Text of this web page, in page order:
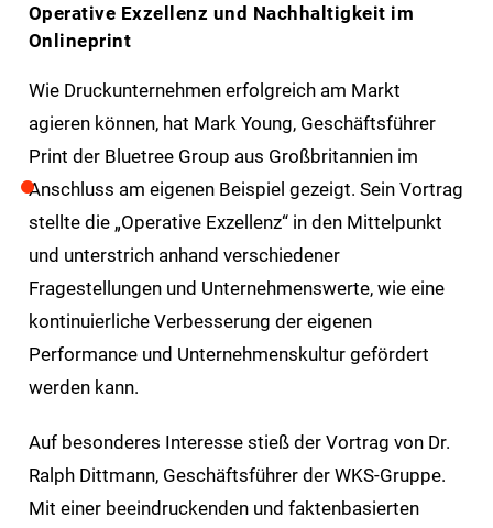
Operative Exzellenz und Nachhaltigkeit im
Onlineprint
Wie Druckunternehmen erfolgreich am Markt
agieren können, hat Mark Young, Geschäftsführer
Print der Bluetree Group aus Großbritannien im
Anschluss am eigenen Beispiel gezeigt. Sein Vortrag
stellte die „Operative Exzellenz“ in den Mittelpunkt
und unterstrich anhand verschiedener
Fragestellungen und Unternehmenswerte, wie eine
kontinuierliche Verbesserung der eigenen
Performance und Unternehmenskultur gefördert
werden kann.
Auf besonderes Interesse stieß der Vortrag von Dr.
Ralph Dittmann, Geschäftsführer der WKS-Gruppe.
Mit einer beeindruckenden und faktenbasierten